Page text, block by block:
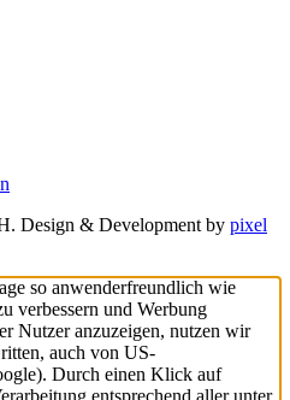
Design & Development by pixel
so anwenderfreundlich wie
verbessern und Werbung
Nutzer anzuzeigen, nutzen wir
auch von US-
Durch einen Klick auf
entsprechend aller unter